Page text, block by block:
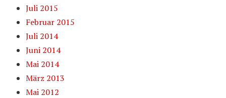
Juli 2015
Februar 2015
Juli 2014
Juni 2014
Mai 2014
März 2013
Mai 2012